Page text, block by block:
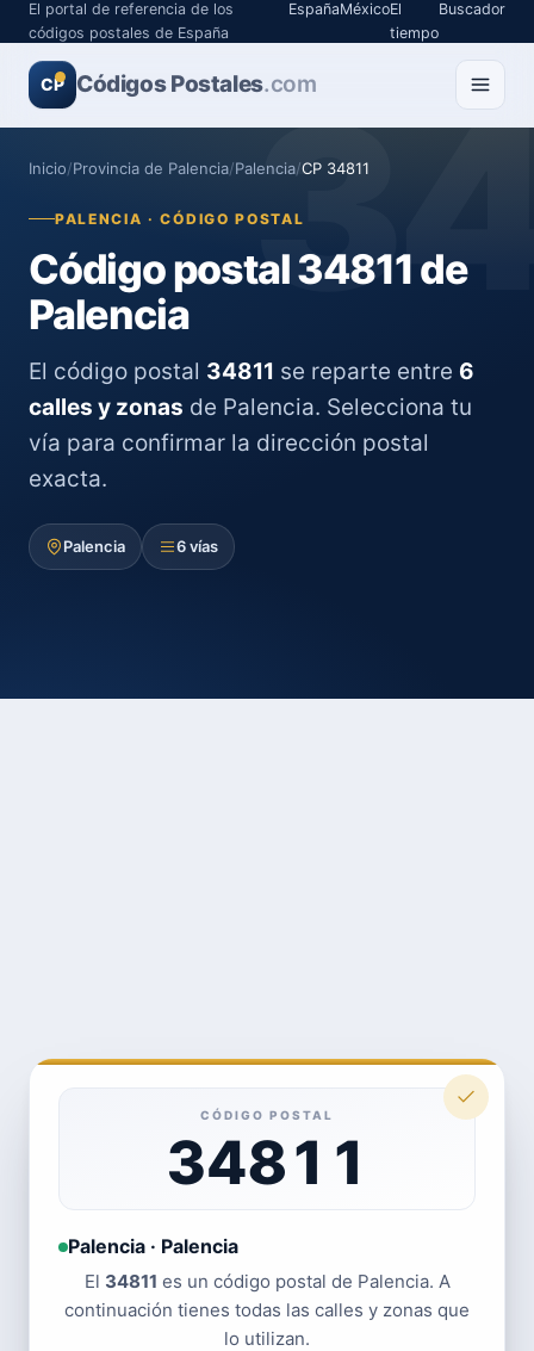
El portal de referencia de los
códigos postales de España
EspañaMéxicoEl
tiempo
Buscador
CP Códigos Postales.com
Inicio/Provincia de Palencia/Palencia/CP 34811
PALENCIA · CÓDIGO POSTAL
Código postal 34811 de
Palencia
El código postal 34811 se reparte entre 6
calles y zonas de Palencia. Selecciona tu
vía para confirmar la dirección postal
exacta.
Palencia 6 vías
CÓDIGO POSTAL
34811
Palencia · Palencia
El 34811 es un código postal de Palencia. A
continuación tienes todas las calles y zonas que
lo utilizan.